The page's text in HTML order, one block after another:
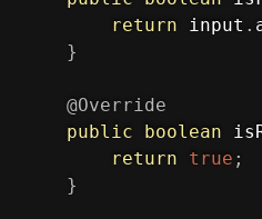
return input .
}
@Override
public
boolean
return
true ;
}